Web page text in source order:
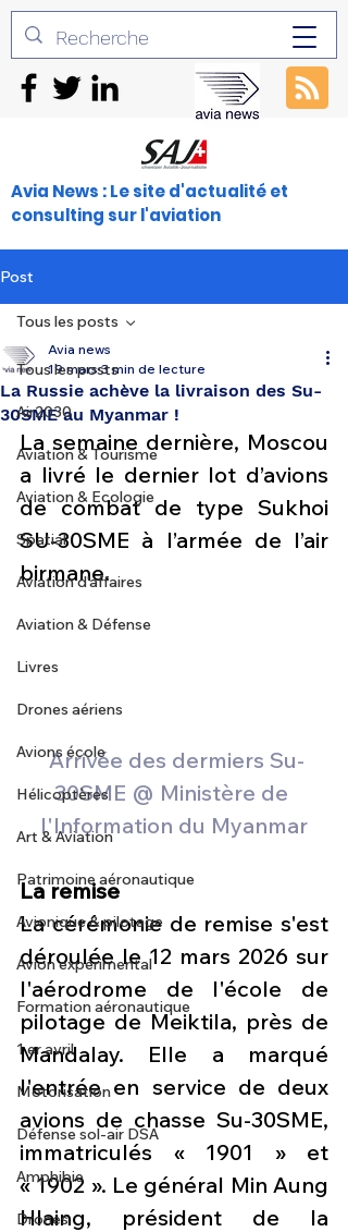
Avia News : Le site d'actualité et
consulting sur l'aviation
Post
Tous les posts
Air2030
Aviation & Tourisme
Aviation & Ecologie
Spatial
Aviation d'affaires
Aviation & Défense
Livres
Drones aériens
Avions école
Hélicoptères
Art & Aviation
Patrimoine aéronautique
Avionique & pilotage
Avion expérimental
Formation aéronautique
1 er avril
Motorisation
Défense sol-air DSA
Amphibie
Drones
Tous les posts
La Russie achève la livraison des Su-
30SME au Myanmar !
Avia news
19 mars 3 min de lecture
La semaine dernière, Moscou
a livré le dernier lot d’avions
de combat de type Sukhoi
SU-30SME à l’armée de l’air
birmane.
Arrivée des dermiers Su-
30SME @ Ministère de
l'Information du Myanmar
La remise
La cérémonie de remise s'est
déroulée le 12 mars 2026 sur
l'aérodrome de l'école de
pilotage de Meiktila, près de
Mandalay. Elle a marqué
l'entrée en service de deux
avions de chasse Su-30SME,
immatriculés « 1901 » et
« 1902 ». Le général Min Aung
Hlaing, président de la